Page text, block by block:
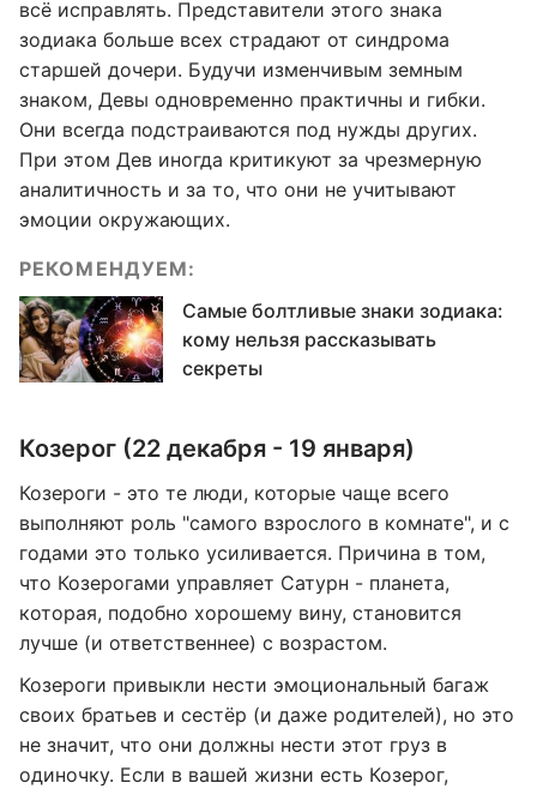
всё исправлять. Представители этого знака
зодиака больше всех страдают от синдрома
старшей дочери. Будучи изменчивым земным
знаком, Девы одновременно практичны и гибки.
Они всегда подстраиваются под нужды других.
При этом Дев иногда критикуют за чрезмерную
аналитичность и за то, что они не учитывают
эмоции окружающих.
РЕКОМЕНДУЕМ:
Самые болтливые знаки зодиака:
кому нельзя рассказывать
секреты
Козерог (22 декабря - 19 января)
Козероги - это те люди, которые чаще всего
выполняют роль "самого взрослого в комнате", и с
годами это только усиливается. Причина в том,
что Козерогами управляет Сатурн - планета,
которая, подобно хорошему вину, становится
лучше (и ответственнее) с возрастом.
Козероги привыкли нести эмоциональный багаж
своих братьев и сестёр (и даже родителей), но это
не значит, что они должны нести этот груз в
одиночку. Если в вашей жизни есть Козерог,